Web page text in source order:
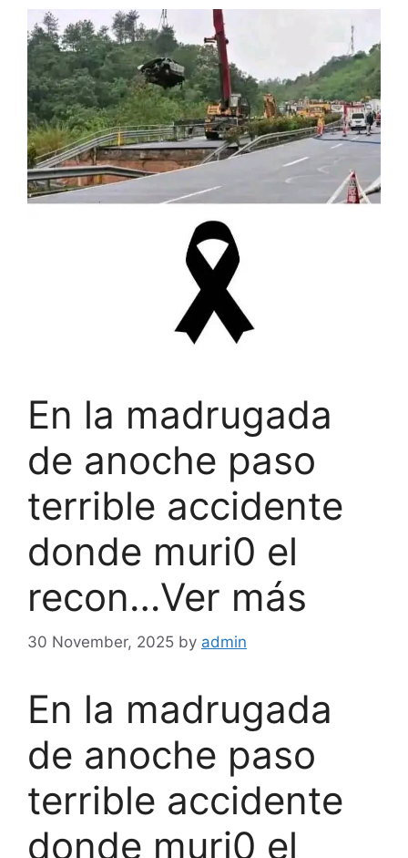
En la madrugada
de anoche paso
terrible accidente
donde muri0 el
recon…Ver más
30 November, 2025 by admin
En la madrugada
de anoche paso
terrible accidente
donde muri0 el